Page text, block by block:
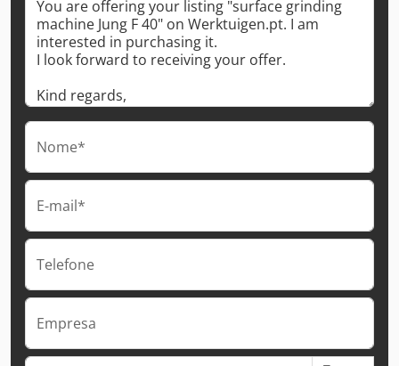
Nome*
E-mail*
Telefone
Empresa